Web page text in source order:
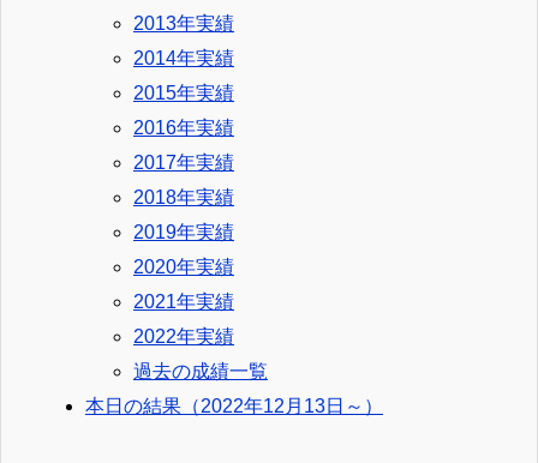
2013年実績
2014年実績
2015年実績
2016年実績
2017年実績
2018年実績
2019年実績
2020年実績
2021年実績
2022年実績
過去の成績一覧
本日の結果（2022年12月13日～）